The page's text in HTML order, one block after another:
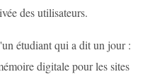
des utilisateurs.
étudiant qui a dit un jour :
digitale pour les sites